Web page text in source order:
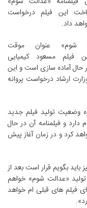
این فیلم درخواست
داد.
شوم» عنوان موقت
فیلم مسعود کیمیایی
آماده سازی است و این
ارشاد درخواست پروانه
وضعیت تولید فیلم جدید
و فیلمنامه آن در حال
کرد و در زمان آغاز پیش
باید بگویم قرار است بعد از
«عدالت شوم» خواهم
فیلم های قبلی ام خواهد